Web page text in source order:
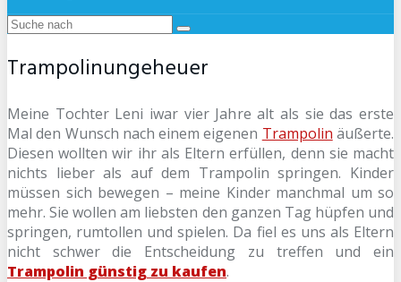
Trampolinungeheuer
Meine Tochter Leni iwar vier Jahre alt als sie das erste
Mal den Wunsch nach einem eigenen Trampolin äußerte.
Diesen wollten wir ihr als Eltern erfüllen, denn sie macht
nichts lieber als auf dem Trampolin springen. Kinder
müssen sich bewegen – meine Kinder manchmal um so
mehr. Sie wollen am liebsten den ganzen Tag hüpfen und
springen, rumtollen und spielen. Da fiel es uns als Eltern
nicht schwer die Entscheidung zu treffen und ein
Trampolin günstig zu kaufen.